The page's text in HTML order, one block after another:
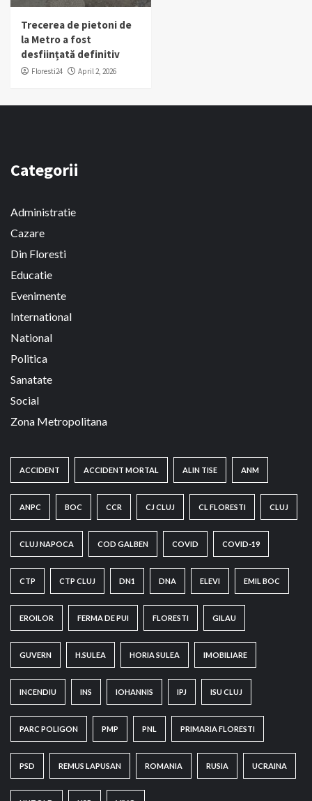
Trecerea de pietoni de
la Metro a fost
desființată definitiv
Floresti24 April 2, 2026
Categorii
Administratie
Cazare
Din Floresti
Educatie
Evenimente
International
National
Politica
Sanatate
Social
Zona Metropolitana
ACCIDENT ACCIDENT MORTAL ALIN TISE ANM
ANPC BOC CCR CJ CLUJ CL FLORESTI CLUJ
CLUJ NAPOCA COD GALBEN COVID COVID-19
CTP CTP CLUJ DN1 DNA ELEVI EMIL BOC
EROILOR FERMA DE PUI FLORESTI GILAU
GUVERN H.SULEA HORIA SULEA IMOBILIARE
INCENDIU INS IOHANNIS IPJ ISU CLUJ
PARC POLIGON PMP PNL PRIMARIA FLORESTI
PSD REMUS LAPUSAN ROMANIA RUSIA UCRAINA